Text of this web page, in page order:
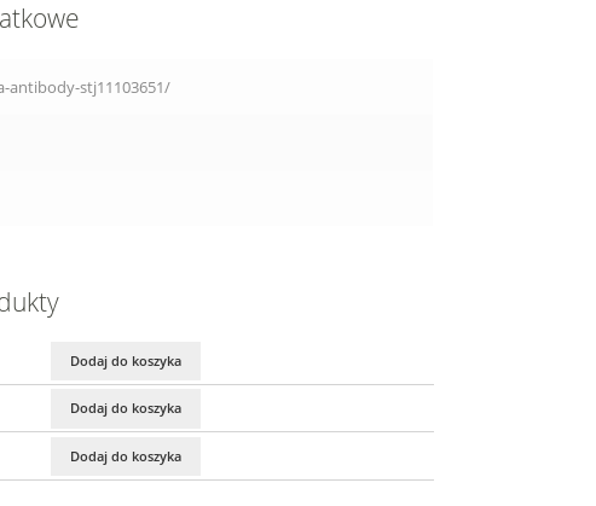
antibody-stj11103651/
Dodaj do koszyka
Dodaj do koszyka
Dodaj do koszyka